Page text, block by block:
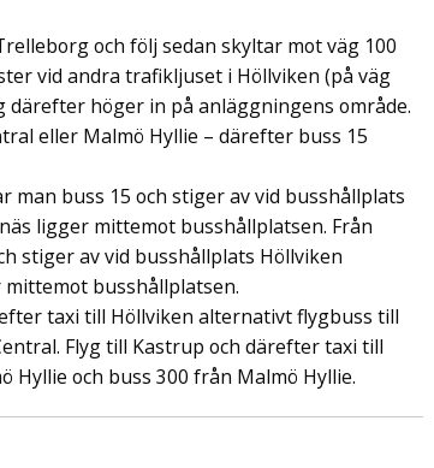
och följ sedan skyltar mot väg 100
vid andra trafikljuset i Höllviken (på väg
därefter höger in på anläggningens område.
eller Malmö Hyllie – därefter buss 15
man buss 15 och stiger av vid busshållplats
ligger mittemot busshållplatsen. Från
stiger av vid busshållplats Höllviken
busshållplatsen.
taxi till Höllviken alternativt flygbuss till
Flyg till Kastrup och därefter taxi till
och buss 300 från Malmö Hyllie.